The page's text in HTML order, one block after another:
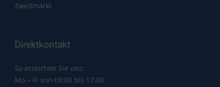
Zweitmarkt
Direktkontakt
So erreichen Sie uns:
Mo – Fr von 09:00 bis 17:00